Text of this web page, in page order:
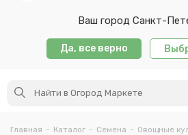
Ваш город Санкт-
Да, все верно
Главная - Каталог - Семена - Овощные